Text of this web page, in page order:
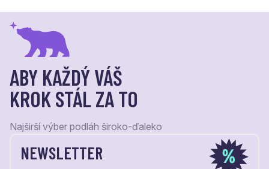
ABY KAŽDÝ VÁŠ
KROK STÁL ZA TO
Najširší výber podláh široko-ďaleko
NEWSLETTER